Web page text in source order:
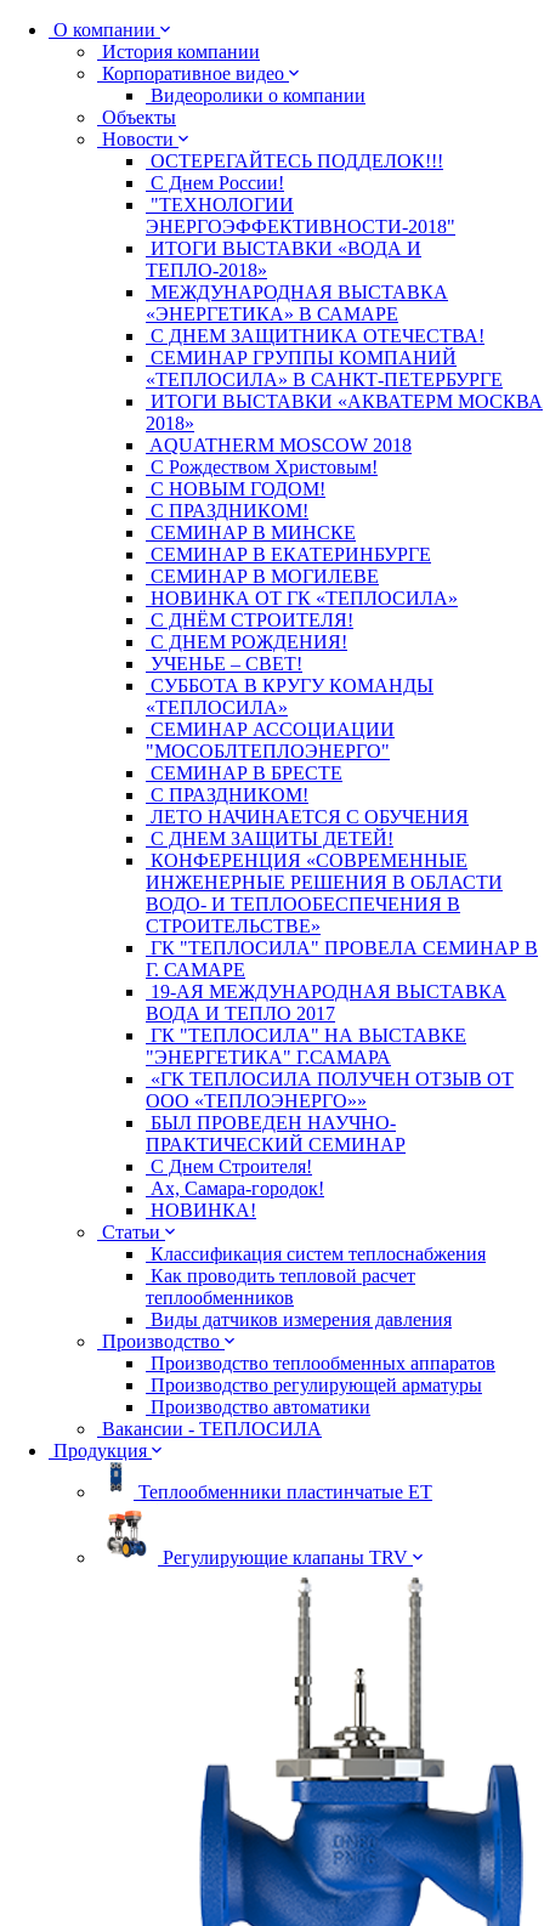
О компании
История компании
Корпоративное видео
Видеоролики о компании
Объекты
Новости
ОСТЕРЕГАЙТЕСЬ ПОДДЕЛОК!!!
С Днем России!
"ТЕХНОЛОГИИ
ЭНЕРГОЭФФЕКТИВНОСТИ-2018"
ИТОГИ ВЫСТАВКИ «ВОДА И
ТЕПЛО-2018»
МЕЖДУНАРОДНАЯ ВЫСТАВКА
«ЭНЕРГЕТИКА» В САМАРЕ
С ДНЕМ ЗАЩИТНИКА ОТЕЧЕСТВА!
СЕМИНАР ГРУППЫ КОМПАНИЙ
«ТЕПЛОСИЛА» В САНКТ-ПЕТЕРБУРГЕ
ИТОГИ ВЫСТАВКИ «АКВАТЕРМ МОСКВА
2018»
AQUATHERM MOSCOW 2018
С Рождеством Христовым!
С НОВЫМ ГОДОМ!
С ПРАЗДНИКОМ!
СЕМИНАР В МИНСКЕ
СЕМИНАР В ЕКАТЕРИНБУРГЕ
СЕМИНАР В МОГИЛЕВЕ
НОВИНКА ОТ ГК «ТЕПЛОСИЛА»
С ДНЁМ СТРОИТЕЛЯ!
С ДНЕМ РОЖДЕНИЯ!
УЧЕНЬЕ – СВЕТ!
СУББОТА В КРУГУ КОМАНДЫ
«ТЕПЛОСИЛА»
СЕМИНАР АССОЦИАЦИИ
"МОСОБЛТЕПЛОЭНЕРГО"
СЕМИНАР В БРЕСТЕ
С ПРАЗДНИКОМ!
ЛЕТО НАЧИНАЕТСЯ С ОБУЧЕНИЯ
С ДНЕМ ЗАЩИТЫ ДЕТЕЙ!
КОНФЕРЕНЦИЯ «СОВРЕМЕННЫЕ
ИНЖЕНЕРНЫЕ РЕШЕНИЯ В ОБЛАСТИ
ВОДО- И ТЕПЛООБЕСПЕЧЕНИЯ В
СТРОИТЕЛЬСТВЕ»
ГК "ТЕПЛОСИЛА" ПРОВЕЛА СЕМИНАР В
Г. САМАРЕ
19-АЯ МЕЖДУНАРОДНАЯ ВЫСТАВКА
ВОДА И ТЕПЛО 2017
ГК "ТЕПЛОСИЛА" НА ВЫСТАВКЕ
"ЭНЕРГЕТИКА" Г.САМАРА
«ГК ТЕПЛОСИЛА ПОЛУЧЕН ОТЗЫВ ОТ
ООО «ТЕПЛОЭНЕРГО»»
БЫЛ ПРОВЕДЕН НАУЧНО-
ПРАКТИЧЕСКИЙ СЕМИНАР
С Днем Строителя!
Ах, Самара-городок!
НОВИНКА!
Статьи
Классификация систем теплоснабжения
Как проводить тепловой расчет
теплообменников
Виды датчиков измерения давления
Производство
Производство теплообменных аппаратов
Производство регулирующей арматуры
Производство автоматики
Вакансии - ТЕПЛОСИЛА
Продукция
Теплообменники пластинчатые ЕТ
Регулирующие клапаны TRV